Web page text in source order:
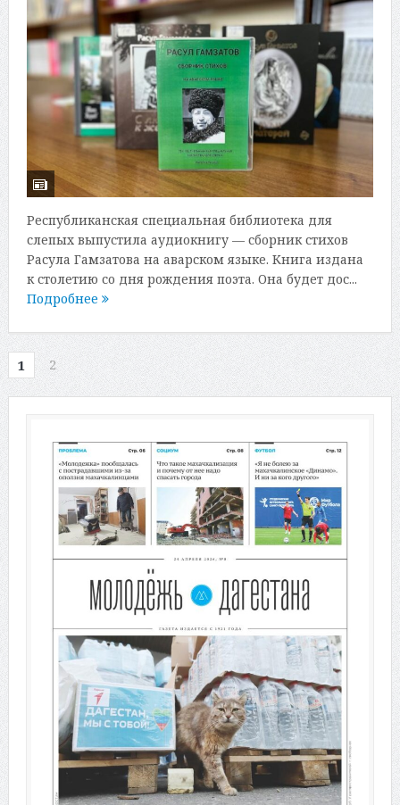
Республиканская специальная библиотека для
слепых выпустила аудиокнигу — сборник стихов
Расула Гамзатова на аварском языке. Книга издана
к столетию со дня рождения поэта. Она будет дос...
Подробнее
1 2